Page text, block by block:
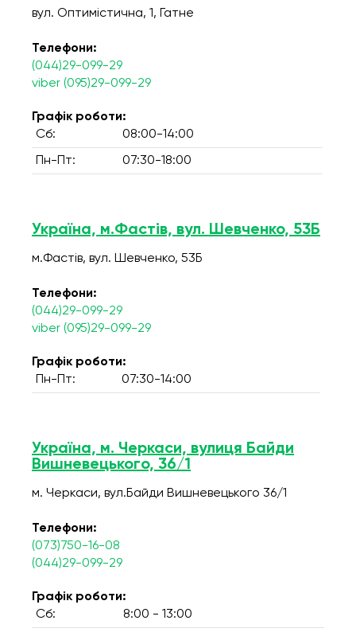
вул. Оптимістична, 1, Гатне
Телефони:
(044)29-099-29
viber (095)29-099-29
Графік роботи:
Сб:
08:00-14:00
Пн-Пт: 07:30-18:00
Україна, м.Фастів, вул. Шевченко, 53Б
м.Фастів, вул. Шевченко, 53Б
Телефони:
(044)29-099-29
viber (095)29-099-29
Графік роботи:
Пн-Пт:
07:30-14:00
Україна, м. Черкаси, вулиця Байди
Вишневецького, 36/1
м. Черкаси, вул.Байди Вишневецького 36/1
Телефони:
(073)750-16-08
(044)29-099-29
Графік роботи:
Сб:
8:00 - 13:00